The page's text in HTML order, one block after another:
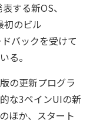
する新OS、
初のビル
バックを受けて
る。
の更新プログラ
な3ペインUIの新
ほか、スタート